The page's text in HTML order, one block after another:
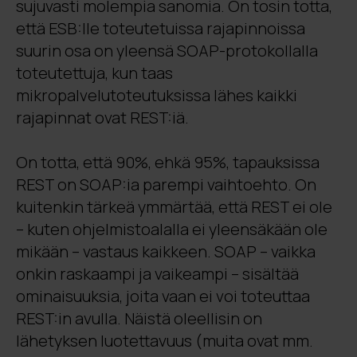
sujuvasti molempia sanomia. On tosin totta,
että ESB:lle toteutetuissa rajapinnoissa
suurin osa on yleensä SOAP-protokollalla
toteutettuja, kun taas
mikropalvelutoteutuksissa lähes kaikki
rajapinnat ovat REST:iä.
On totta, että 90%, ehkä 95%, tapauksissa
REST on SOAP:ia parempi vaihtoehto. On
kuitenkin tärkeä ymmärtää, että REST ei ole
– kuten ohjelmistoalalla ei yleensäkään ole
mikään – vastaus kaikkeen. SOAP – vaikka
onkin raskaampi ja vaikeampi – sisältää
ominaisuuksia, joita vaan ei voi toteuttaa
REST:in avulla. Näistä oleellisin on
lähetyksen luotettavuus (muita ovat mm.